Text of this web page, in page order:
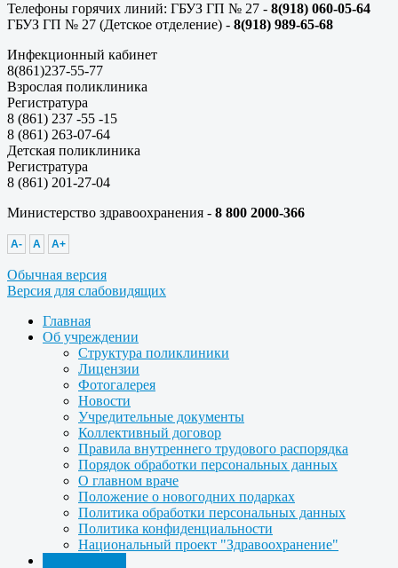
Телефоны горячих линий: ГБУЗ ГП № 27 - 8(918) 060-05-64
ГБУЗ ГП № 27 (Детское отделение) - 8(918) 989-65-68
Инфекционный кабинет
8(861)237-55-77
Взрослая поликлиника
Регистратура
8 (861) 237 -55 -15
8 (861) 263-07-64
Детская поликлиника
Регистратура
8 (861) 201-27-04
Министерство здравоохранения - 8 800 2000-366
A- A A+
Обычная версия
Версия для слабовидящих
Главная
Об учреждении
Структура поликлиники
Лицензии
Фотогалерея
Новости
Учредительные документы
Коллективный договор
Правила внутреннего трудового распорядка
Порядок обработки персональных данных
О главном враче
Положение о новогодних подарках
Политика обработки персональных данных
Политика конфиденциальности
Национальный проект "Здравоохранение"